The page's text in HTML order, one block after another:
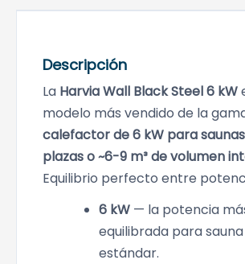
Descripción
La Harvia Wall Black Steel 6 kW
modelo más vendido de la
calefactor de 6 kW para
plazas o ~6-9 m³ de volumen
Equilibrio perfecto entre
6 kW — la potencia
equilibrada para
estándar.